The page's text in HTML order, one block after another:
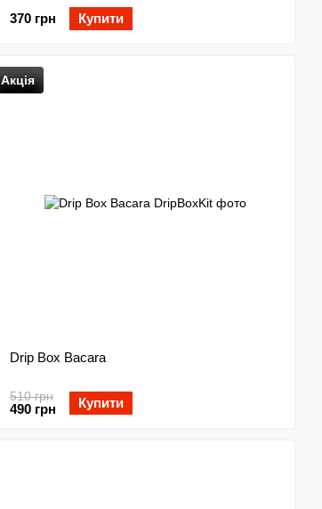
370 грн Купити
Акція
Drip Box Bacara
510 грн
490 грн Купити